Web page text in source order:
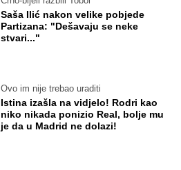
Saša Ilić nakon velike pobjede
Partizana: "Dešavaju se neke
stvari..."
Ovo im nije trebao uraditi
Istina izašla na vidjelo! Rodri kao
niko nikada ponizio Real, bolje mu
je da u Madrid ne dolazi!